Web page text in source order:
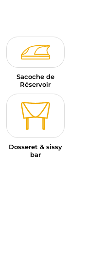
Sacoche de
Réservoir
Dosseret & sissy
bar